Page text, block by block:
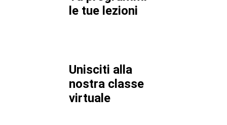
le tue lezioni
Unisciti alla
nostra classe
virtuale